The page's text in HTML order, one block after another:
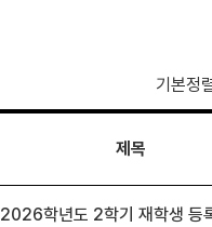
기본정
제목
2026학년도 2학기 재학생 등